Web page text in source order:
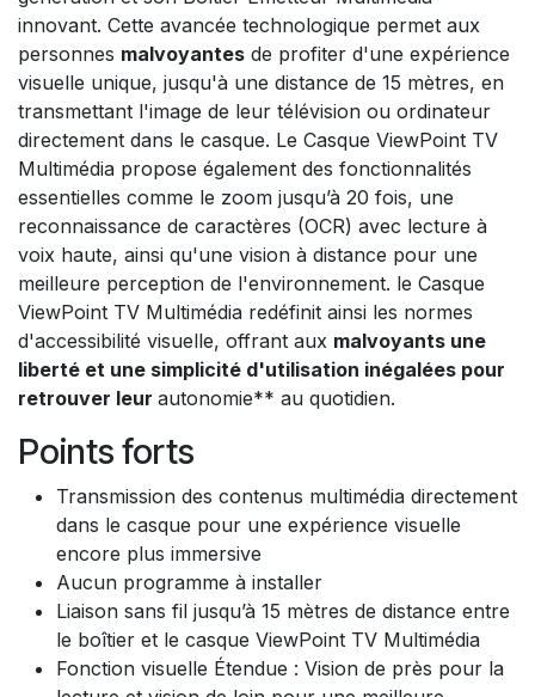
innovant. Cette avancée technologique permet aux
personnes malvoyantes de profiter d'une expérience
visuelle unique, jusqu'à une distance de 15 mètres, en
transmettant l'image de leur télévision ou ordinateur
directement dans le casque. Le Casque ViewPoint TV
Multimédia propose également des fonctionnalités
essentielles comme le zoom jusqu’à 20 fois, une
reconnaissance de caractères (OCR) avec lecture à
voix haute, ainsi qu'une vision à distance pour une
meilleure perception de l'environnement. le Casque
ViewPoint TV Multimédia redéfinit ainsi les normes
d'accessibilité visuelle, offrant aux malvoyants une
liberté et une simplicité d'utilisation inégalées pour
retrouver leur autonomie** au quotidien.
Points forts
Transmission des contenus multimédia directement
dans le casque pour une expérience visuelle
encore plus immersive
Aucun programme à installer
Liaison sans fil jusqu’à 15 mètres de distance entre
le boîtier et le casque ViewPoint TV Multimédia
Fonction visuelle Étendue : Vision de près pour la